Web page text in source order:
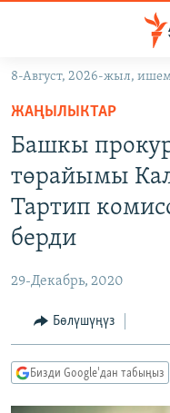
Навигацияга
өтүңүз
Издөөгө
салыңыз
УКРАИНА
АТАЙЫН ИЛИКТӨӨ
БҮГҮН АЗАТТЫКТА
ЭКСПЕРТТЕР ТАЛДАЙТ
БИЗ ЖАНА ДҮЙНӨ
ПОДКАСТ
ӨЗГӨЧӨ ПИКИР
Русский
8-Август, 2026-жыл,
ЖАҢЫЛЫКТАР
Башкы
төрайымы
Тартип
берди
29-Декабрь, 2020
Бөлүшүңүз
Бизди Google'дан табыңыз